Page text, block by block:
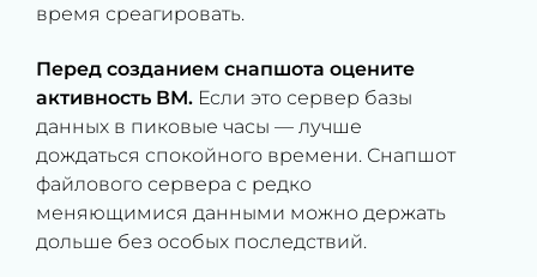
время среагировать.
Перед созданием снапшота оцените
активность ВМ. Если это сервер базы
данных в пиковые часы — лучше
дождаться спокойного времени. Снапшот
файлового сервера с редко
меняющимися данными можно держать
дольше без особых последствий.